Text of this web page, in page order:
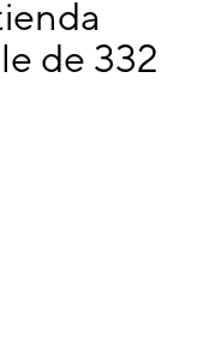
19067de 332